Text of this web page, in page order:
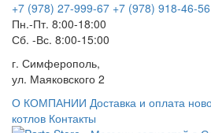
+7 (978) 27-999-67 +7 (978) 918-46-56
Пн.-Пт. 8:00-18:00
Сб. -Вс. 8:00-15:00
г. Симферополь,
ул. Маяковского 2
О КОМПАНИИ Доставка и оплата
котлов Контакты